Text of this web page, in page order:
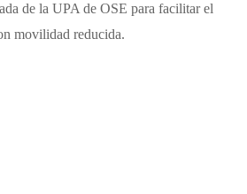
de la UPA de OSE para facilitar el
movilidad reducida.